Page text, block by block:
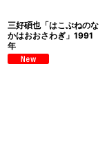
三好碩也「はこぶねのな
かはおおさわぎ」1991
年